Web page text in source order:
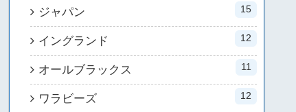
ジャパン 15
イングランド 12
オールブラックス 11
ワラビーズ 12